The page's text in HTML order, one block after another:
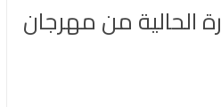
الحالية من مهرجان